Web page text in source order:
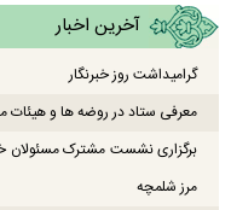
آخرین اخبار
گرامیداشت روز خبرنگار
معرفی ستاد در روضه ها و هیئات
برگزاری نشست مشترک مسئولان
مرز شلمچه